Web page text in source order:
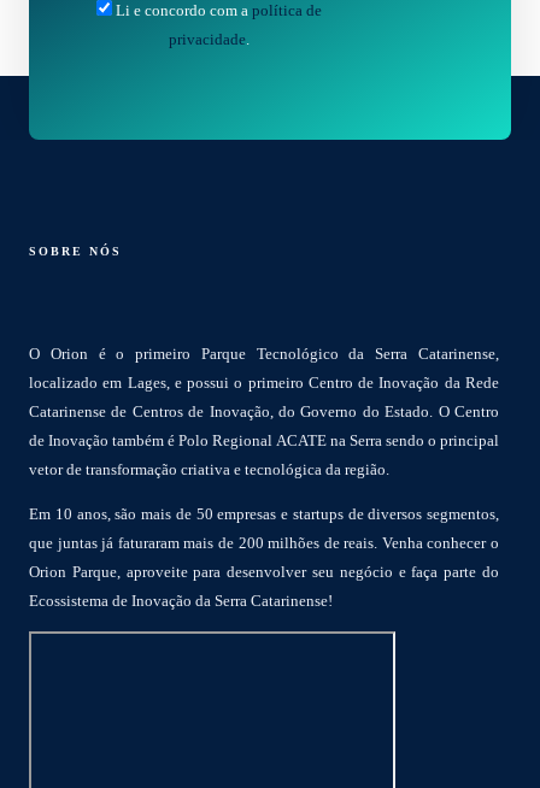
Li e concordo com a política de
privacidade.
SOBRE NÓS
O Orion é o primeiro Parque Tecnológico da Serra Catarinense,
localizado em Lages, e possui o primeiro Centro de Inovação da Rede
Catarinense de Centros de Inovação, do Governo do Estado. O Centro
de Inovação também é Polo Regional ACATE na Serra sendo o principal
vetor de transformação criativa e tecnológica da região.
Em 10 anos, são mais de 50 empresas e startups de diversos segmentos,
que juntas já faturaram mais de 200 milhões de reais. Venha conhecer o
Orion Parque, aproveite para desenvolver seu negócio e faça parte do
Ecossistema de Inovação da Serra Catarinense!